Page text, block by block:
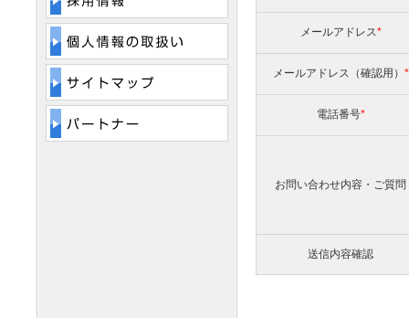
メールアドレス*
メールアドレス（確認用） *
電話番号*
お問い合わせ内容・ご質問
送信内容確認